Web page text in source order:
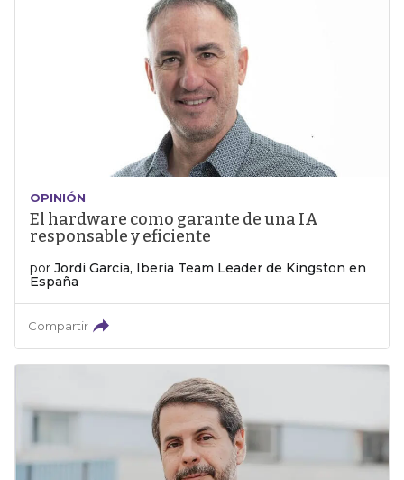
OPINIÓN
El hardware como garante de una IA
responsable y eficiente
por Jordi García, Iberia Team Leader de Kingston en
España
Compartir